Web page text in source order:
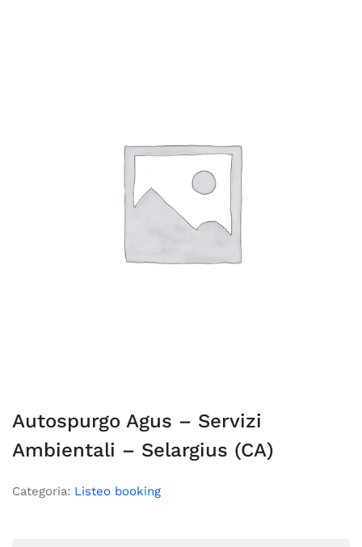
Autospurgo Agus – Servizi
Ambientali – Selargius (CA)
Categoria: Listeo booking